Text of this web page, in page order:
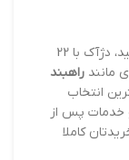
هستید، دژآک با 22
مانند راهبند
انتخاب
خدمات پس از
کاملا